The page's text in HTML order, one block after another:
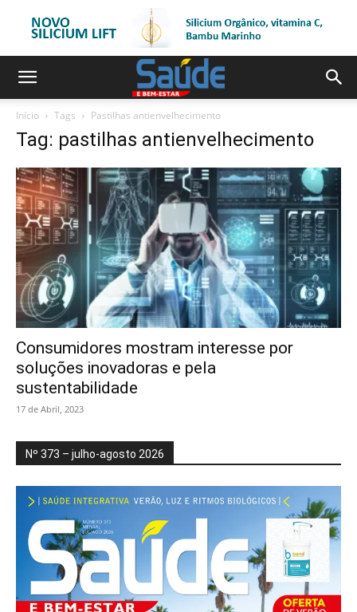
Início Tags Pastilhas antienvelhecimento
Tag: pastilhas antienvelhecimento
Consumidores mostram interesse por
soluções inovadoras e pela
sustentabilidade
17 de Abril, 2023
Nº 373 – julho-agosto 2026